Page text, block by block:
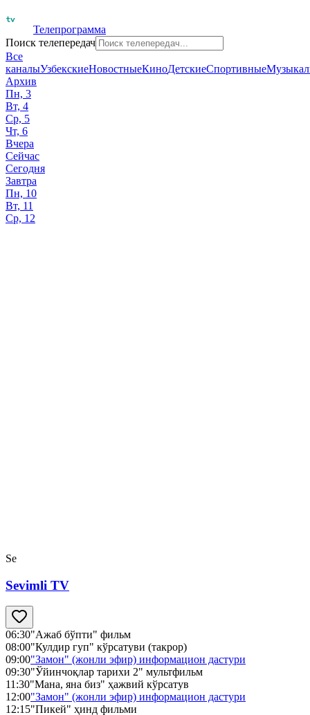
Телепрограмма
Поиск телепередач
Все
каналыУзбекскиеНовостныеКиноДетскиеСпортивные
Архив
Пн, 3
Вт, 4
Ср, 5
Чт, 6
Вчера
Сейчас
Сегодня
Завтра
Пн, 10
Вт, 11
Ср, 12
Se
Sevimli TV
06:30"Ажаб бўпти" фильм
08:00"Кулдир гуп" кўрсатуви (такрор)
09:00"Замон" (жонли эфир) информацион дастури
09:30"Ўйинчоқлар тарихи 2" мультфильм
11:30"Мана, яна биз" ҳажвий кўрсатув
12:00"Замон" (жонли эфир) информацион дастури
12:15"Пикей" ҳинд фильми